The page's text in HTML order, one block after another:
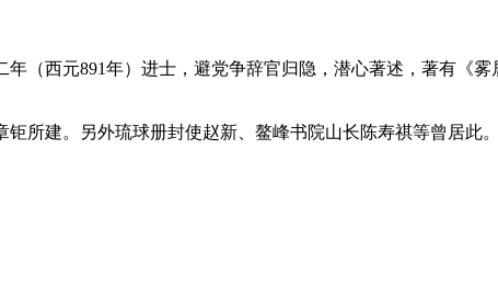
西元891年）进士，避党争辞官归隐，潜心著述，著有《雾
所建。另外琉球册封使赵新、鳌峰书院山长陈寿祺等曾居此。